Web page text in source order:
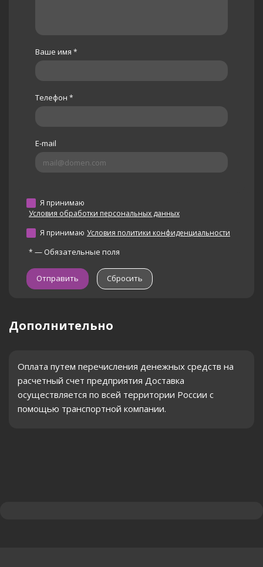
Ваше имя *
Телефон *
E-mail
Я принимаю
Условия обработки персональных данных
Я принимаю Условия политики конфиденциальности
* — Обязательные поля
Сбросить
Дополнительно
Оплата путем перечисления денежных средств на
расчетный счет предприятия Доставка
осуществляется по всей территории России с
помощью транспортной компании.